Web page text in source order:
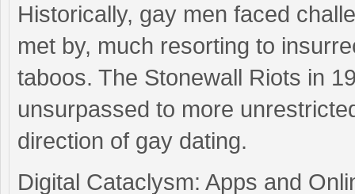
Historically, gay men faced
met by, much resorting to
taboos. The Stonewall Riots in
unsurpassed to more
direction of gay dating.
Digital Cataclysm: Apps and